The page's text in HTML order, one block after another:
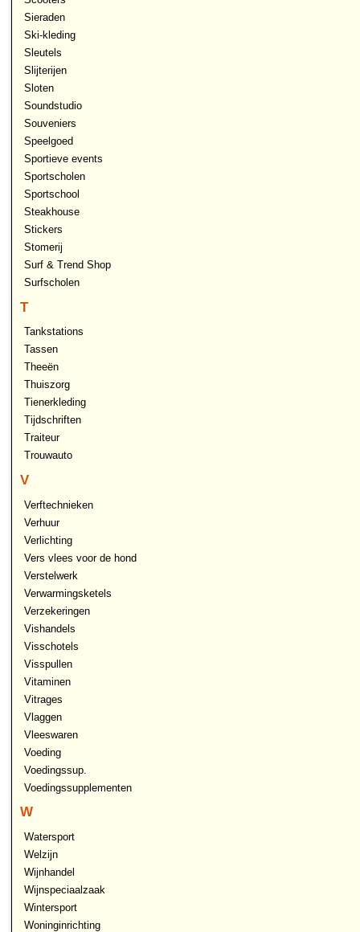
Sieraden
Ski-kleding
Sleutels
Slijterijen
Sloten
Soundstudio
Souveniers
Speelgoed
Sportieve events
Sportscholen
Sportschool
Steakhouse
Stickers
Stomerij
Surf & Trend Shop
Surfscholen
T
Tankstations
Tassen
Theeën
Thuiszorg
Tienerkleding
Tijdschriften
Traiteur
Trouwauto
V
Verftechnieken
Verhuur
Verlichting
Vers vlees voor de hond
Verstelwerk
Verwarmingsketels
Verzekeringen
Vishandels
Visschotels
Visspullen
Vitaminen
Vitrages
Vlaggen
Vleeswaren
Voeding
Voedingssup.
Voedingssupplementen
W
Watersport
Welzijn
Wijnhandel
Wijnspeciaalzaak
Wintersport
Woninginrichting